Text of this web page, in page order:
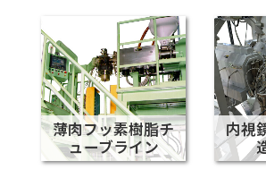
薄肉フッ素樹脂チ
ューブライン
内視